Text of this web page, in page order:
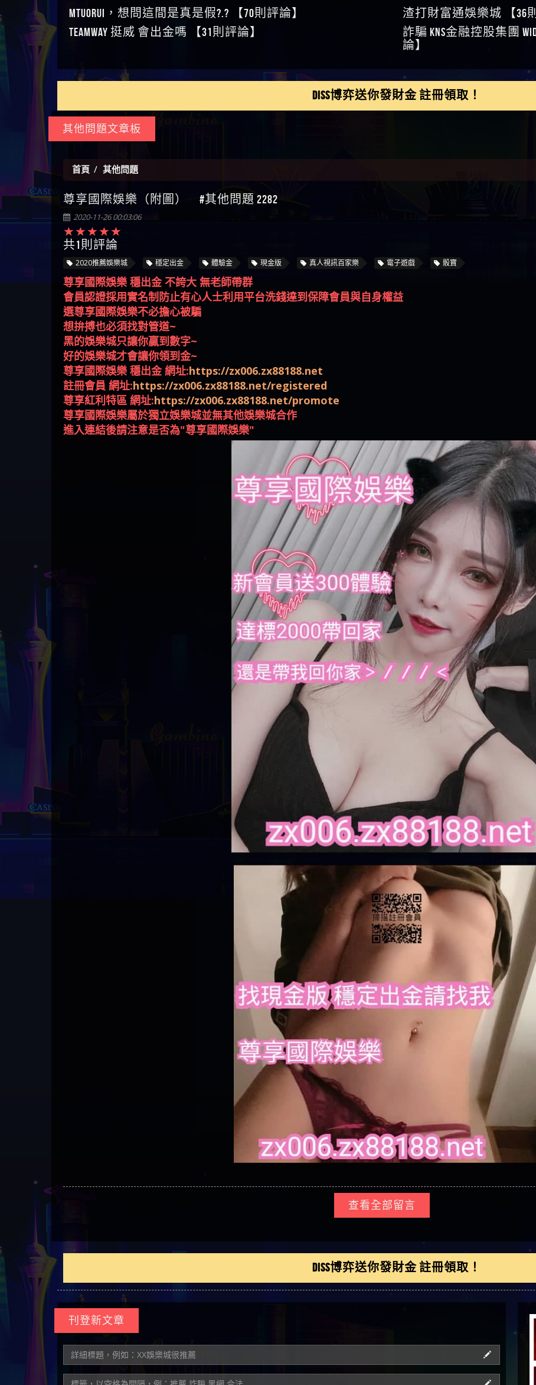
真的嗎 被機台運算專案詐騙
的錢怎麼辦 本文教你如何拿
回被騙資金
的嗎 被HoyabitHoyabit詐騙的錢
怎麼辦 本文教你如何拿回被
騙資金
行銷是詐騙嗎 KS.M多元化行
銷是不是詐騙 KS.M多元化行
銷是真的嗎 被KS.M多元化行
如何拿回被騙資金
Family & Love如何詐騙 野原家
Family & Love是不是詐騙 野原家
Family & Love是真的嗎 野原家
通報野原家 Family & Love是詐騙
平台 請遠離
續收割國人中【免費討回資
金賴zg369】元盈橋是詐騙嗎
元盈橋是不是詐騙 元盈橋是
麼辦 本文教你如何拿回被騙
資金
【其他問題】被騙追回賴
【zg369】M.L.Edge利用新型詐
騙手法欺詐群眾 M.L.Edge是真
M.L.Edge是詐騙嗎 【M.L.Edge】
M.L.Edge無法出金 被M.L.Edge詐
【其他問題】 Robinhood詐騙
持續收割國人中【免費討回
嗎 Robinhood是不是詐騙
Robinhood是真的嗎 被Robinhood
何拿回被騙資金
【其他問題】FLTO詐騙持續收
zg369】FLTO是詐騙嗎 FLTO是不
是詐騙 FLTO是真的嗎 被FLTO詐
拿回被騙資金
【zg369】八旬老翁被ALYWS詐
騙家破人亡 ALYWS是真的嗎
嗎 （ALYWS）無法出金 請小心
群組暗椿
【其他問題】 一招教你揭秘
新型詐騙手法 （受害者免費
是不是詐騙 當當是真的嗎 當
當是詐騙嗎 六旬老婦深信當
當高獲利回報被騙的家破人
【其他問題】用理性數據指
旅
私】2025 線上老虎機這樣
挑！RTP、波動率和平台安全
的全攻略！
【推薦博弈】這款《ATG 武
俠》老虎機真的猛！玩過才
知道什麼叫超過3萬種中獎方
【推薦博弈】BNG電子遊戲完
整攻略！熱門老虎機、集鴻
【其他問題】【2025】ATG試
玩法攻略，輕鬆稱霸老虎
機！
資詐騙套路緊急追討賴
zg369」力智投資是不是詐騙
力智投資是真的嗎 力智投資
是詐騙嗎 南部老翁還在癡迷
力智投資高回報獲利 請不要
在匯款
【其他問題】 【遇天盛商行
詐騙追回資金賴zg369】天盛
商行詐騙 天盛商行是不是詐
騙 天盛商行是真的嗎 天盛商
行是詐騙嗎 被天盛商行詐騙
一招教你拿回
【其他問題】 受害者援助賴
【zg369】退休老翁被大戶e點
靈詐騙痛不欲生 大戶e點靈是
真的嗎 大戶e點靈是不是詐騙
大戶e點靈是詐騙嗎 大戶e點
靈無法出金 （大戶e點靈）教
你如何規避詐騙陷阱
【其他問題】 弘記投資詐騙
持續收割國人中【免費討回
資金賴zg369】弘記投資是詐
騙嗎 弘記投資是不是詐騙 弘
記投資是真的嗎 被弘記投資
詐騙的錢怎麼辦 本文教你如
何拿回被騙資金
【其他問題】 被騙追回賴
【zg369】KnTop利用新型詐騙
手法欺詐群眾 KnTop是真的嗎
KnTop是不是詐騙 KnTop是詐騙
嗎 【KnTop】KnTop無法出金 被
KnTop詐騙的錢一招拿回
【其他問題】機台運算專案
詐騙持續收割國人中【免費
討回資金賴zg369】機台運算
專案是詐騙嗎 機台運算專案
是不是詐騙 機台運算專案是
真的嗎 被機台運算專案詐騙
的錢怎麼辦 本文教你如何拿
回被騙資金
【其他問題】 Hoyabit詐騙持
續收割國人中【免費討回資
金賴zg369】Hoyabit是詐騙嗎
Hoyabit是不是詐騙 Hoyabit是真
的嗎 被HoyabitHoyabit詐騙的錢
怎麼辦 本文教你如何拿回被
騙資金
【其他問題】KS.M多元化行銷
詐騙持續收割國人中【免費
討回資金賴zg369】KS.M多元化
行銷是詐騙嗎 KS.M多元化行
銷是不是詐騙 KS.M多元化行
銷是真的嗎 被KS.M多元化行
銷詐騙的錢怎麼辦 本文教你
如何拿回被騙資金
【其他問題】免費追回賴
「zg369」深度解析野原家
Family & Love如何詐騙 野原家
Family & Love是不是詐騙 野原家
Family & Love是真的嗎 野原家
Family & Love是詐騙嗎 165多次
通報野原家 Family & Love是詐騙
平台 請遠離
【其他問題】元盈橋詐騙持
續收割國人中【免費討回資
金賴zg369】元盈橋是詐騙嗎
元盈橋是不是詐騙 元盈橋是
真的嗎 被元盈橋詐騙的錢怎
麼辦 本文教你如何拿回被騙
資金
【其他問題】被騙追回賴
【zg369】M.L.Edge利用新型詐
騙手法欺詐群眾 M.L.Edge是真
的嗎 M.L.Edge是不是詐騙
M.L.Edge是詐騙嗎 【M.L.Edge】
M.L.Edge無法出金 被M.L.Edge詐
騙的錢一招拿回
【其他問題】 Robinhood詐騙
持續收割國人中【免費討回
資金賴zg369】Robinhood是詐騙
嗎 Robinhood是不是詐騙
Robinhood是真的嗎 被Robinhood
詐騙的錢怎麼辦 本文教你如
何拿回被騙資金
【其他問題】FLTO詐騙持續收
割國人中【免費討回資金賴
zg369】FLTO是詐騙嗎 FLTO是不
是詐騙 FLTO是真的嗎 被FLTO詐
騙的錢怎麼辦 本文教你如何
拿回被騙資金
【其他問題】 遇詐騙求救賴
【zg369】八旬老翁被ALYWS詐
騙家破人亡 ALYWS是真的嗎
ALYWS是不是詐騙 ALYWS是詐騙
嗎 （ALYWS）無法出金 請小心
群組暗椿
【其他問題】 一招教你揭秘
新型詐騙手法 （受害者免費
援助賴zg369）當當詐騙 當當
是不是詐騙 當當是真的嗎 當
當是詐騙嗎 六旬老婦深信當
當高獲利回報被騙的家破人
【asd】唬爛不出金黑網垃圾
平台
【蘇俊曄】所以會出金嗎現
在也是一樣的狀況
【侯依揚】廢物喔
【盧鴻傑】請問一下100多萬
會出金嗎，有誰可以回答
【王亞廷】LINE:kK605638
【王亞廷】#免費手遊#錢龍
皇ONLINE#http
【傑】真的
是小畢的會員～～
【黃家羭】推推
【陳順堪】星匯娛樂城出金
幾次後贏錢就不給出金
【陳順堪】黑網出金幾次後
贏了就不出金出
【玩運彩】
【asd】唬爛不出金黑網垃圾
MTUORUi，想問這間是真是假?.? 【70則評論】
渣打財富通娛樂城 【36
TEAMWAY 挺威 會出金嗎 【31則評論】
詐騙 kns金融控股集團
論】
DISS博弈送你發財金 註冊領取！
其他問題文章板
首頁 其他問題
尊享國際娛樂（附圖） #其他問題 2282
2020-11-26 00:03:06
共1則評論
2020推薦娛樂城 穩定出金 體驗金 現金版 真人視訊百家樂 電子遊戲 骰寶
尊享國際娛樂 穩出金 不誇大 無老師帶群
會員認證採用實名制防止有心人士利用平台洗錢達到保障會員與自身權益
選尊享國際娛樂不必擔心被騙
想拚搏也必須找對管道~
黑的娛樂城只讓你贏到數字~
好的娛樂城才會讓你領到金~
尊享國際娛樂 穩出金 網址:https://zx006.zx88188.net
註冊會員 網址:https://zx006.zx88188.net/registered
尊享紅利特區 網址:https://zx006.zx88188.net/promote
尊享國際娛樂屬於獨立娛樂城並無其他娛樂城合作
進入連結後請注意是否為"尊享國際娛樂"
查看全部留言
DISS博弈送你發財金 註冊領取！
刊登新文章